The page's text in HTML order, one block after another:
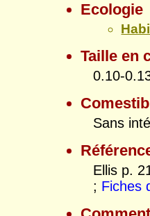
Ecologie
Taille en
0.10-
Sans
Ellis p.
; Fiches